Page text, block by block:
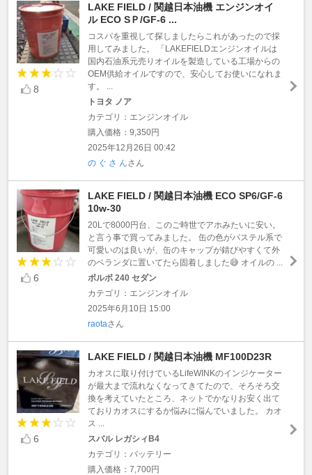
8
LAKE FIELD / 関越日本油機 エンジンオイ
ル ECO SＰ/GF-6 ...
コスパを重視して探しましたらこれがあったので採
用してみました。 「LAKEFIELDエンジンオイルは
国内石油系元売りオイルを製造している工場からの
OEM供給オイルですので、安心してお使いになれま
す。 ...
トヨタ ノア
カテゴリ：エンジンオイル
購入価格：9,350円
2025年12月26日 00:42
の ぐ さ んさん
6
LAKE FIELD / 関越日本油機 ECO SP6/GF-6
10w-30
20Lで8000円台、このご時世でアホみたいに安い。
と言う事で買ってみました。 缶の色がパステル系で
可愛いのは良いが、缶のキャップが錆びやすくて外
のベランダに置いてたら固着しました😅 オイルの ...
ボルボ 240 セダン
カテゴリ：エンジンオイル
2025年6月10日 15:00
raotaさん
6
LAKE FIELD / 関越日本油機 MF100D23R
カオスに取り付けているLifeWINKのインジケーター
が最大まで流れなくなってきてたので、そろそろ交
換を考えていたところ、ネットでかなりお安く出て
ておりカオスにするか悩みに悩んでいました。 カオ
ス ...
スバル レガシィB4
カテゴリ：バッテリー
購入価格：7,700円